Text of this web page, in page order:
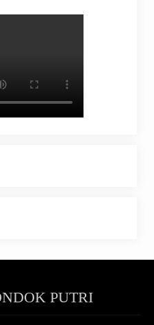
PUTRI